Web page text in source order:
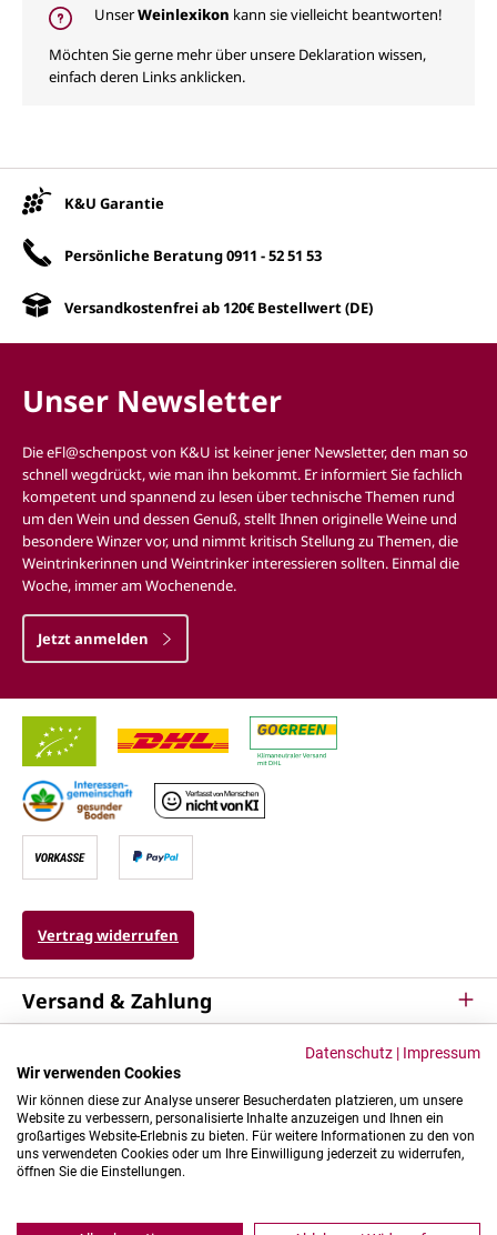
UnserWeinlexikon kann sie vielleicht beantworten!
Möchten Sie gerne mehr über unsere Deklaration wissen,
einfach deren Links anklicken.
K&U Garantie
Persönliche Beratung0911 - 52 51 53
Versandkostenfrei ab 120€ Bestellwert (DE)
Unser Newsletter
Die eFl@schenpost von K&U ist keiner jener Newsletter, den man so
schnell wegdrückt, wie man ihn bekommt. Er informiert Sie fachlich
kompetent und spannend zu lesen über technische Themen rund
um den Wein und dessen Genuß, stellt Ihnen originelle Weine und
besondere Winzer vor, und nimmt kritisch Stellung zu Themen, die
Weintrinkerinnen und Weintrinker interessieren sollten. Einmal die
Woche, immer am Wochenende.
Jetzt anmelden
Vertrag widerrufen
Versand & Zahlung
Kontakt & Mehr
Datenschutz | Impressum
Wir verwenden Cookies
Wir können diese zur Analyse unserer Besucherdaten platzieren, um unsere
Website zu verbessern, personalisierte Inhalte anzuzeigen und Ihnen ein
großartiges Website-Erlebnis zu bieten. Für weitere Informationen zu den von
uns verwendeten Cookies oder um Ihre Einwilligung jederzeit zu widerrufen,
öffnen Sie die Einstellungen.